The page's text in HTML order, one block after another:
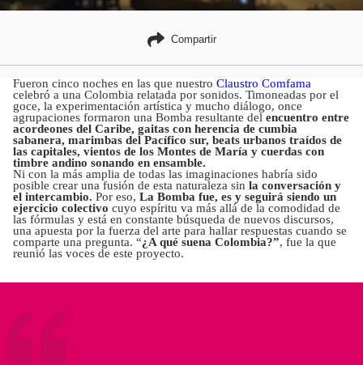
Compartir
Fueron cinco noches en las que nuestro Claustro Comfama
celebró a una Colombia relatada por sonidos. Timoneadas por el
goce, la experimentación artística y mucho diálogo, once
agrupaciones formaron una Bomba resultante del encuentro entre
acordeones del Caribe, gaitas con herencia de cumbia
sabanera, marimbas del Pacífico sur, beats urbanos traídos de
las capitales, vientos de los Montes de María y cuerdas con
timbre andino sonando en ensamble.
Ni con la más amplia de todas las imaginaciones habría sido
posible crear una fusión de esta naturaleza sin la conversación y
el intercambio. Por eso, La Bomba fue, es y seguirá siendo un
ejercicio colectivo cuyo espíritu va más allá de la comodidad de
las fórmulas y está en constante búsqueda de nuevos discursos,
una apuesta por la fuerza del arte para hallar respuestas cuando se
comparte una pregunta. “¿A qué suena Colombia?”, fue la que
reunió las voces de este proyecto.